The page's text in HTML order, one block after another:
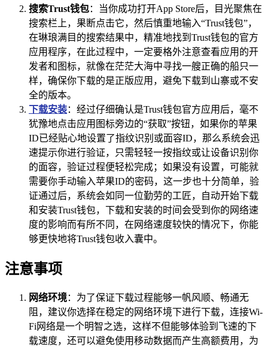
搜索Trust钱包：当你成功打开App Store后，目光聚焦在
搜索栏上，果断点击它，然后慎重地输入“Trust钱包”，
在琳琅满目的搜索结果中，精准地找到Trust钱包的官方
应用程序，在此过程中，一定要格外注意查看应用的开
发者和图标，就像在茫茫大海中寻找一艘正确的船只一
样，确保你下载的是正版应用，避免下载到山寨或不安
全的版本。
下载安装：经过仔细确认是Trust钱包官方应用后，毫不
犹豫地点击应用图标旁边的“获取”按钮，如果你的苹果
ID已经贴心地设置了指纹识别或面容ID，那么系统会迅
速提示你进行验证，只需轻轻一按指纹或让设备识别你
的面容，验证过程便轻松完成；如果没有设置，可能就
需要你手动输入苹果ID的密码，这一步也十分简单，验
证通过后，系统会如同一位勤劳的工匠，自动开始下载
和安装Trust钱包，下载和安装的时间会受到你的网络速
度的影响而有所不同，在网络速度较快的情况下，你能
够更快地将Trust钱包收入囊中。
注意事项
网络环境：为了保证下载过程能够一帆风顺、畅通无
阻，建议你选择在稳定的网络环境下进行下载，连接Wi-
Fi网络是一个明智之选，这样不但能够体验到飞速的下
载速度，还可以避免使用移动数据而产生高额费用，为